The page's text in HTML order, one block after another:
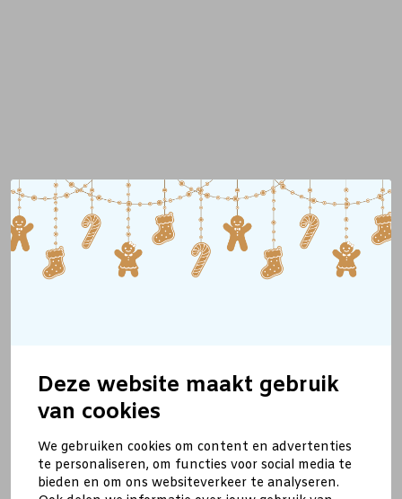
Deze website maakt gebruik
van cookies
We gebruiken cookies om content en advertenties
te personaliseren, om functies voor social media te
bieden en om ons websiteverkeer te analyseren.